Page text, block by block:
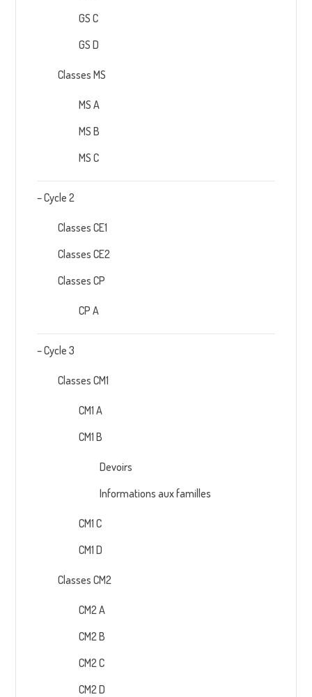
GS C
GS D
Classes MS
MS A
MS B
MS C
– Cycle 2
Classes CE1
Classes CE2
Classes CP
CP A
– Cycle 3
Classes CM1
CM1 A
CM1 B
Devoirs
Informations aux familles
CM1 C
CM1 D
Classes CM2
CM2 A
CM2 B
CM2 C
CM2 D